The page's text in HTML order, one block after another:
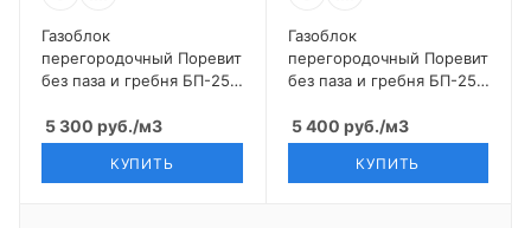
Газоблок
перегородочный Поревит
без паза и гребня БП-250
5 300 руб./м3
КУПИТЬ
Газоблок
перегородочный Поревит
без паза и гребня БП-250
5 400 руб./м3
КУПИТЬ